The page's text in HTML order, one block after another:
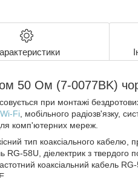
50 Ом (7-0077BK)
при монтажі
Wi-Fi, мобільного радіозв'язку,
для комп'ютерних мереж.
тип коаксіального кабелю,
58U, діелектрик з твердого
коаксіальний кабель